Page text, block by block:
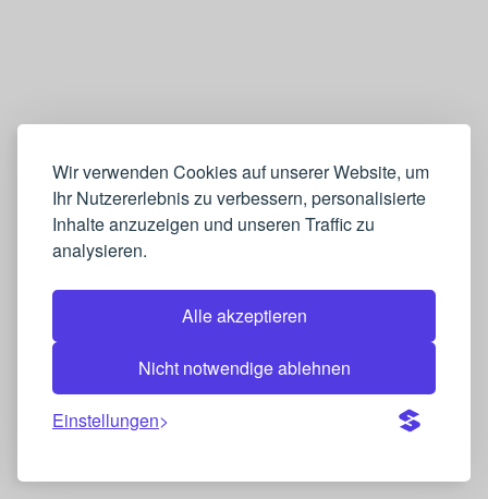
Wir verwenden Cookies auf unserer Website, um
Ihr Nutzererlebnis zu verbessern, personalisierte
Inhalte anzuzeigen und unseren Traffic zu
analysieren.
Alle akzeptieren
Nicht notwendige ablehnen
Einstellungen